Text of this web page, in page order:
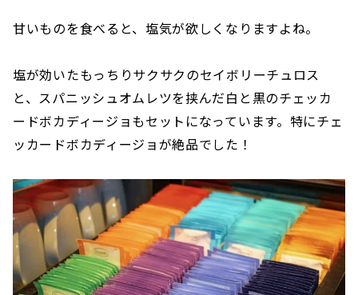
甘いものを食べると、塩気が欲しくなりますよね。
塩が効いたもっちりサクサクのセイボリーチュロス
と、スパニッシュオムレツを挟んだ白と黒のチェッカ
ードボカディージョもセットになっています。特にチェ
ッカードボカディージョが絶品でした！